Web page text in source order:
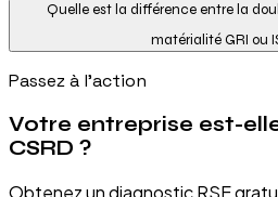
Quelle est la différence entre la
matérialité GRI ou
Passez à l'action
Votre entreprise est-
CSRD ?
Obtenez un diagnostic RSE